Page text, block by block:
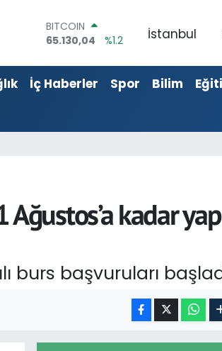
65.130,04
DOLAR
EURO
55,1652
%0.27
İstanbul
İç Haberler Spor Bilim
kadar
burs başvuruları